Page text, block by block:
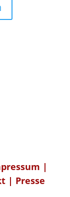
|
| Presse